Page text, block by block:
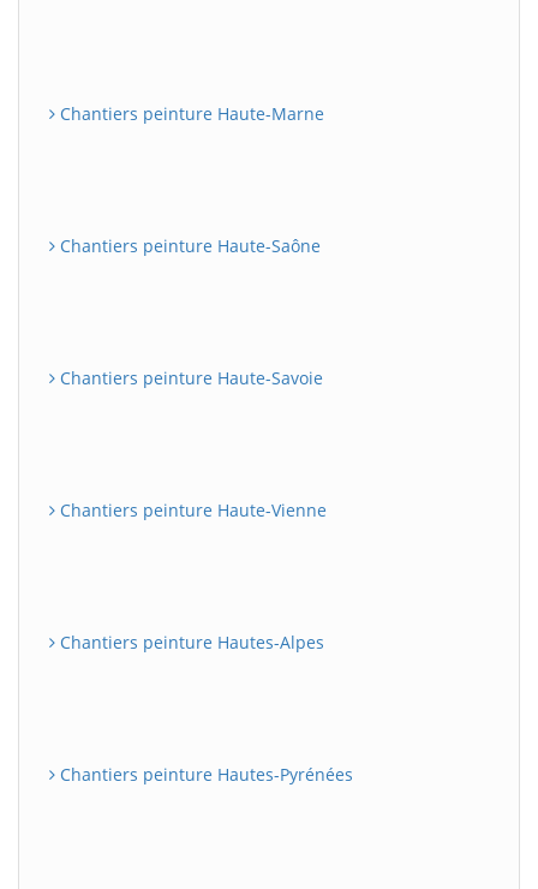
Chantiers peinture Haute-Marne
Chantiers peinture Haute-Saône
Chantiers peinture Haute-Savoie
Chantiers peinture Haute-Vienne
Chantiers peinture Hautes-Alpes
Chantiers peinture Hautes-Pyrénées